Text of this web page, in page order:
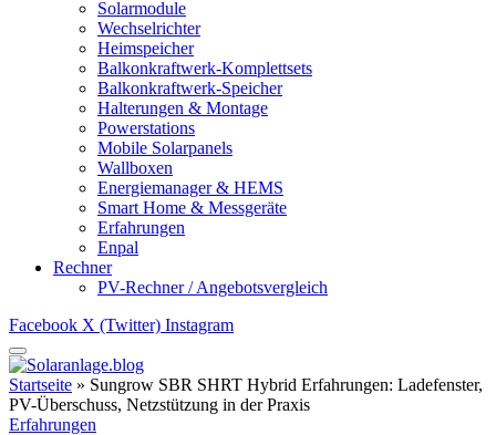
Solarmodule
Wechselrichter
Heimspeicher
Balkonkraftwerk-Komplettsets
Balkonkraftwerk-Speicher
Halterungen & Montage
Powerstations
Mobile Solarpanels
Wallboxen
Energiemanager & HEMS
Smart Home & Messgeräte
Erfahrungen
Enpal
Rechner
PV-Rechner / Angebotsvergleich
Facebook X (Twitter) Instagram
Startseite » Sungrow SBR SHRT Hybrid Erfahrungen: Ladefenster,
PV-Überschuss, Netzstützung in der Praxis
Erfahrungen